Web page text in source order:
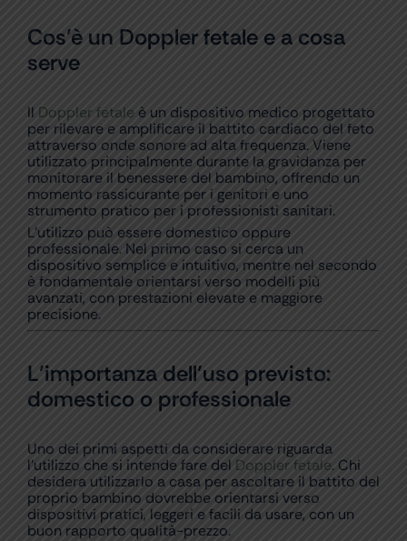
Cos’è un Doppler fetale e a cosa
serve
Il Doppler fetale è un dispositivo medico progettato
per rilevare e amplificare il battito cardiaco del feto
attraverso onde sonore ad alta frequenza. Viene
utilizzato principalmente durante la gravidanza per
monitorare il benessere del bambino, offrendo un
momento rassicurante per i genitori e uno
strumento pratico per i professionisti sanitari.
L’utilizzo può essere domestico oppure
professionale. Nel primo caso si cerca un
dispositivo semplice e intuitivo, mentre nel secondo
è fondamentale orientarsi verso modelli più
avanzati, con prestazioni elevate e maggiore
precisione.
L’importanza dell’uso previsto:
domestico o professionale
Uno dei primi aspetti da considerare riguarda
l’utilizzo che si intende fare del Doppler fetale. Chi
desidera utilizzarlo a casa per ascoltare il battito del
proprio bambino dovrebbe orientarsi verso
dispositivi pratici, leggeri e facili da usare, con un
buon rapporto qualità-prezzo.